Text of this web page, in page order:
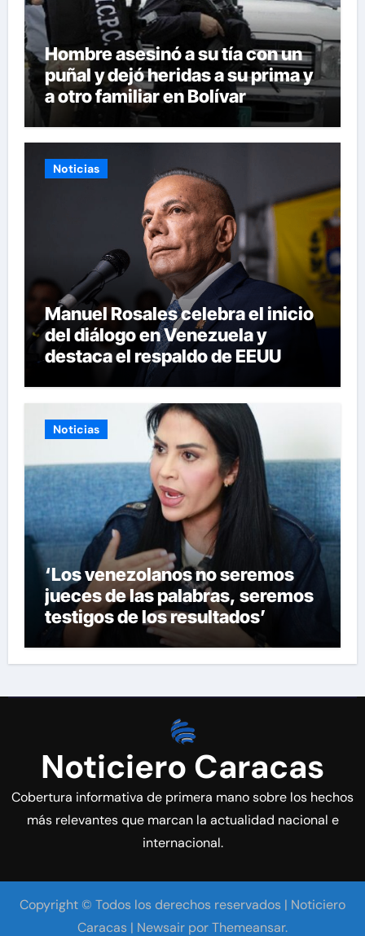
Hombre asesinó a su tía con un
puñal y dejó heridas a su prima y
a otro familiar en Bolívar
Noticias
Manuel Rosales celebra el inicio
del diálogo en Venezuela y
destaca el respaldo de EEUU
Noticias
‘Los venezolanos no seremos
jueces de las palabras, seremos
testigos de los resultados’
Noticiero Caracas
Cobertura informativa de primera mano sobre los hechos
más relevantes que marcan la actualidad nacional e
internacional.
Copyright © Todos los derechos reservados | Noticiero
Caracas | Newsair porThemeansar.